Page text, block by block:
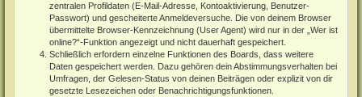
zentralen Profildaten (E-Mail-Adresse, Kontoaktivierung, Benutzer-
Passwort) und gescheiterte Anmeldeversuche. Die von deinem Browser
übermittelte Browser-Kennzeichnung (User Agent) wird nur in der „Wer ist
online?“-Funktion angezeigt und nicht dauerhaft gespeichert.
Schließlich erfordern einzelne Funktionen des Boards, dass weitere
Daten gespeichert werden. Dazu gehören dein Abstimmungsverhalten bei
Umfragen, der Gelesen-Status von deinen Beiträgen oder explizit von dir
gesetzte Lesezeichen oder Benachrichtigungsfunktionen.